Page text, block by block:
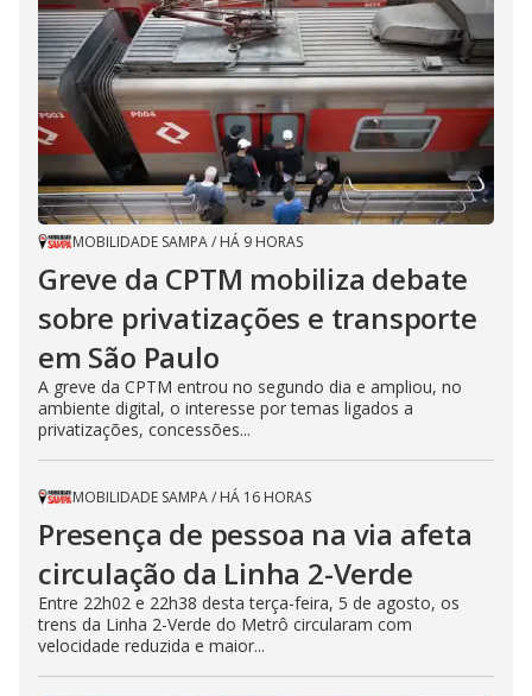
MOBILIDADE SAMPA/ HÁ 9 HORAS
Greve da CPTM mobiliza debate
sobre privatizações e transporte
em São Paulo
A greve da CPTM entrou no segundo dia e ampliou, no
ambiente digital, o interesse por temas ligados a
privatizações, concessões...
MOBILIDADE SAMPA/ HÁ 16 HORAS
Presença de pessoa na via afeta
circulação da Linha 2-Verde
Entre 22h02 e 22h38 desta terça-feira, 5 de agosto, os
trens da Linha 2-Verde do Metrô circularam com
velocidade reduzida e maior...